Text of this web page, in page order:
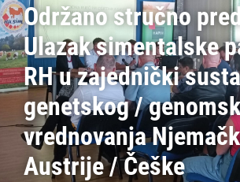
Održano stručno
Ulazak simentalske
RH u zajednički
genetskog /
vrednovanja
Austrije / Češke